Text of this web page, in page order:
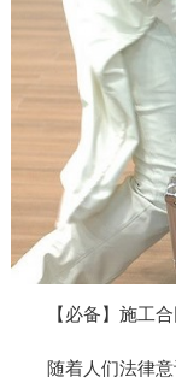
【必备】施工
随着人们法律